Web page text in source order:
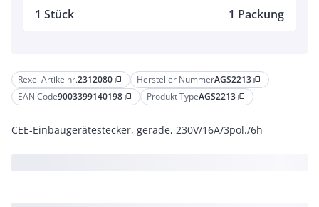
Rexel Artikelnr.2312080 content_copy Hersteller NummerAGS2213 content_copy
EAN Code9003399140198 content_copy Produkt TypeAGS2213 content_copy
CEE-Einbaugerätestecker, gerade, 230V/16A/3pol./6h
1 Stück 1 Packung